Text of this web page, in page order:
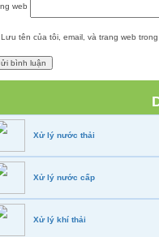
web
Lưu tên của tôi, email, và trang web
Xử lý nước thải
Xử lý nước cấp
Xử lý khí thải